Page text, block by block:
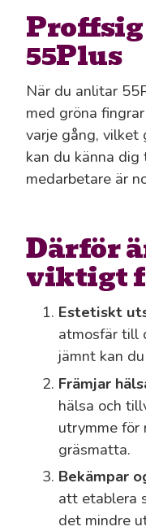
55Plus
När du anlitar
med gröna
varje gång, vilket
kan du känna
medarbetare är
Därför
viktigt
Estetiskt
atmosfär till
jämnt kan
Främjar
hälsa och
utrymme
gräsmatta.
Bekämpar
att etablera
det mindre